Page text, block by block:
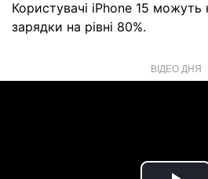
Користувачі iPhone 15 можуть
зарядки на рівні 80%.
ВІДЕО ДНЯ